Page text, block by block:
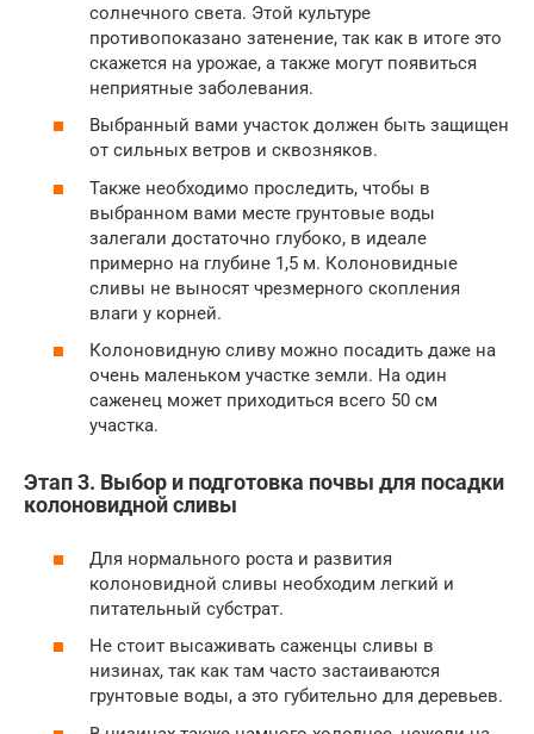
солнечного света. Этой культуре
противопоказано затенение, так как в итоге это
скажется на урожае, а также могут появиться
неприятные заболевания.
Выбранный вами участок должен быть защищен
от сильных ветров и сквозняков.
Также необходимо проследить, чтобы в
выбранном вами месте грунтовые воды
залегали достаточно глубоко, в идеале
примерно на глубине 1,5 м. Колоновидные
сливы не выносят чрезмерного скопления
влаги у корней.
Колоновидную сливу можно посадить даже на
очень маленьком участке земли. На один
саженец может приходиться всего 50 см
участка.
Этап 3. Выбор и подготовка почвы для посадки
колоновидной сливы
Для нормального роста и развития
колоновидной сливы необходим легкий и
питательный субстрат.
Не стоит высаживать саженцы сливы в
низинах, так как там часто застаиваются
грунтовые воды, а это губительно для деревьев.